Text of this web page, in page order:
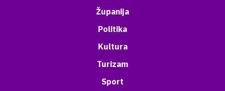
Županija
Politika
Kultura
Turizam
Sport